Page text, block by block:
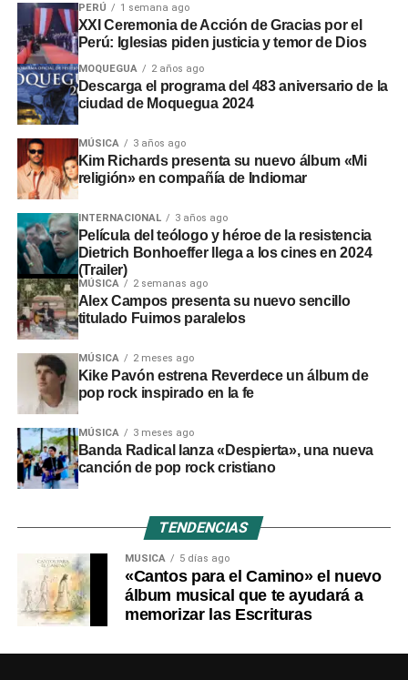
ingenieros residentes o inspectores.
Consecuencias y
recomendaciones ante El Niño
Las situaciones adversas detectadas comprometen la
seguridad ante posibles inundaciones. Por ello, la
entidad fiscalizadora recomendó a las autoridades
locales y regionales adoptar medidas urgentes para
proteger viviendas, familias y zonas de cultivo.
PERÚ 1 semana ago
XXI Ceremonia de Acción de Gracias por el
Perú: Iglesias piden justicia y temor de Dios
MOQUEGUA 2 años ago
Descarga el programa del 483 aniversario de la
ciudad de Moquegua 2024
MÚSICA 3 años ago
Kim Richards presenta su nuevo álbum «Mi
religión» en compañía de Indiomar
INTERNACIONAL 3 años ago
Película del teólogo y héroe de la resistencia
Dietrich Bonhoeffer llega a los cines en 2024
(Trailer)
MÚSICA 2 semanas ago
Alex Campos presenta su nuevo sencillo
titulado Fuimos paralelos
MÚSICA 2 meses ago
Kike Pavón estrena Reverdece un álbum de
pop rock inspirado en la fe
MÚSICA 3 meses ago
Banda Radical lanza «Despierta», una nueva
canción de pop rock cristiano
TENDENCIAS
MÚSICA 5 días ago
«Cantos para el Camino» el nuevo
álbum musical que te ayudará a
memorizar las Escrituras